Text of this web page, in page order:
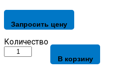
Запросить цену
Круг
нержавеющий
Количество
В корзину